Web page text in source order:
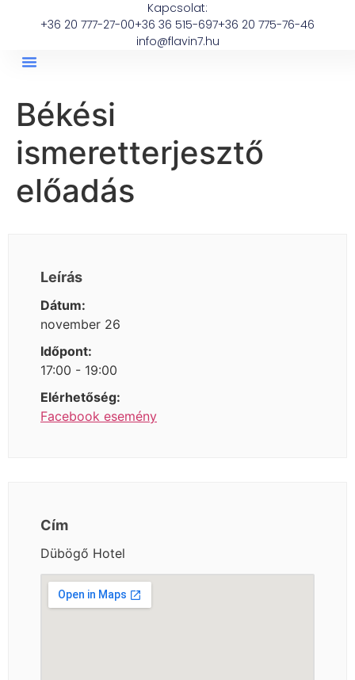
Kapcsolat:
+36 20 777-27-00+36 36 515-697+36 20 775-76-46
info@flavin7.hu
Békési
ismeretterjesztő
előadás
Leírás
Dátum:
november 26
Időpont:
17:00 - 19:00
Elérhetőség:
Facebook esemény
Cím
Dübögő Hotel